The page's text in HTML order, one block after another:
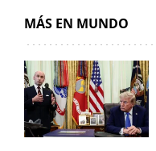
MÁS EN MUNDO